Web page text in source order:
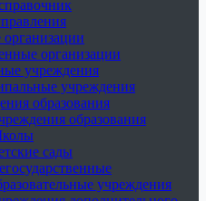
организации
учреждения
учреждения
образования
образования
сады
учреждения